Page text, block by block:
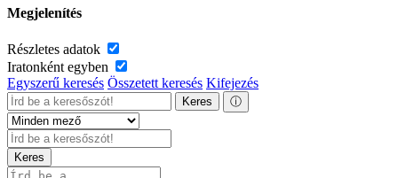
Megjelenítés
Részletes adatok
Iratonként egyben
Egyszerű keresés Összetett keresés Kifejezés
Keres ⓘ
Keres